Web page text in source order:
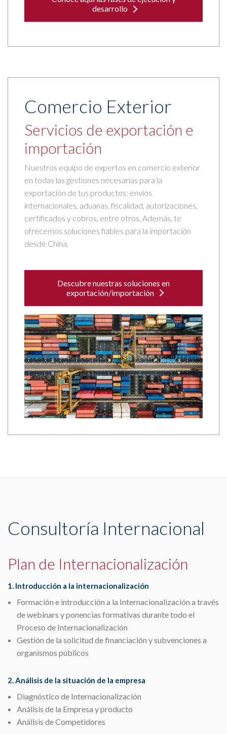
desarrollo
Comercio Exterior
Servicios de exportación e
importación
Nuestros equipo de expertos en comercio exterior
en todas las gestiones necesarias para la
exportación de tus productos: envíos
internacionales, aduanas, fiscalidad, autorizaciones,
certificados y cobros, entre otros. Además, te
ofrecemos soluciones fiables para la importación
desde China.
Descubre nuestras soluciones en
exportación/importación
Consultoría Internacional
Plan de Internacionalización
1. Introducción a la internacionalización
Formación e introducción a la Internacionalización a través
de webinars y ponencias formativas durante todo el
Proceso de Internacionalización
Gestión de la solicitud de financiación y subvenciones a
organismos públicos
2. Análisis de la situación de la empresa
Diagnóstico de Internacionalización
Análisis de la Empresa y producto
Análisis de Competidores